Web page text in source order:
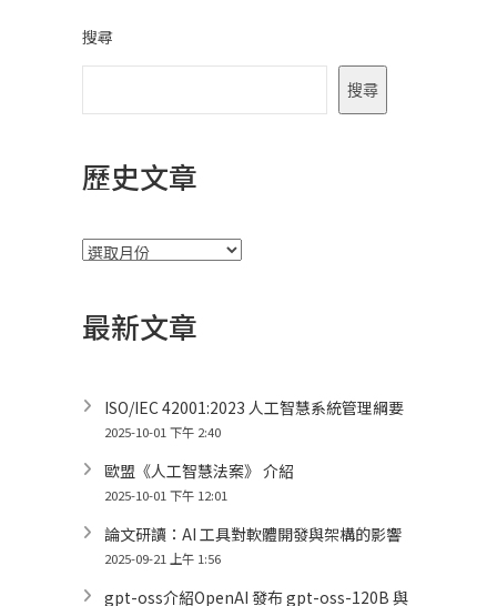
搜尋
搜尋
歷史文章
彙
最新文章
ISO/IEC 42001:2023 人工智慧系統管理綱要
2025-10-01 下午 2:40
歐盟《人工智慧法案》 介紹
2025-10-01 下午 12:01
論文研讀：AI 工具對軟體開發與架構的影響
2025-09-21 上午 1:56
gpt-oss介紹OpenAI 發布 gpt-oss-120B 與